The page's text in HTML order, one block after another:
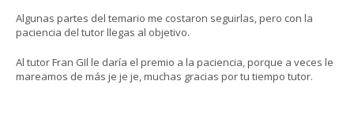
Algunas partes del temario me costaron seguirlas, pero con la
paciencia del tutor llegas al objetivo.
Al tutor Fran GIl le daría el premio a la paciencia, porque a veces le
mareamos de más je je je, muchas gracias por tu tiempo tutor.